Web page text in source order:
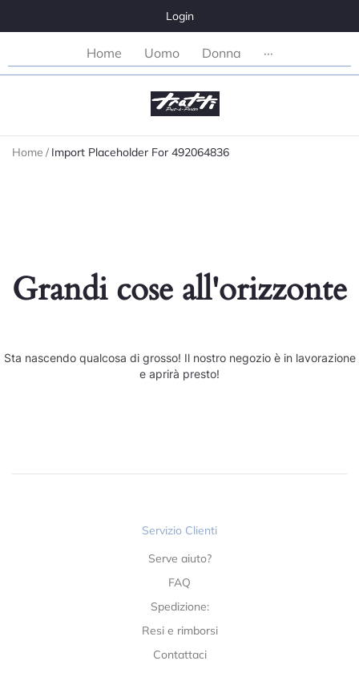
Login
Home Uomo Donna ···
Home / Import Placeholder For 492064836
Grandi cose all'orizzonte
Sta nascendo qualcosa di grosso! Il nostro negozio è in lavorazione
e aprirà presto!
Servizio Clienti
Serve aiuto?
FAQ
Spedizione:
Resi e rimborsi
Contattaci